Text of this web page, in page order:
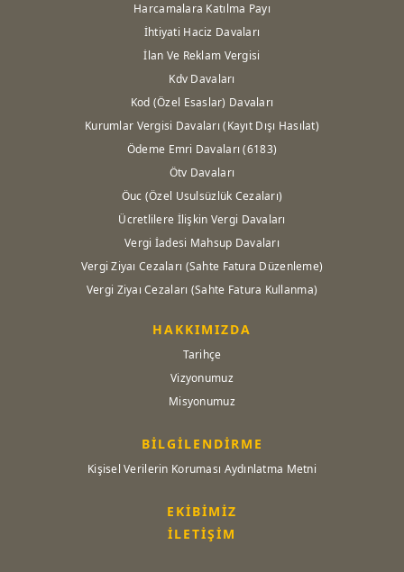
Harcamalara Katılma Payı
İhtiyati Haciz Davaları
İlan Ve Reklam Vergisi
Kdv Davaları
Kod (Özel Esaslar) Davaları
Kurumlar Vergisi Davaları (Kayıt Dışı Hasılat)
Ödeme Emri Davaları (6183)
Ötv Davaları
Öuc (Özel Usulsüzlük Cezaları)
Ücretlilere İlişkin Vergi Davaları
Vergi İadesi Mahsup Davaları
Vergi Ziyaı Cezaları (Sahte Fatura Düzenleme)
Vergi Ziyaı Cezaları (Sahte Fatura Kullanma)
HAKKIMIZDA
Tarihçe
Vizyonumuz
Misyonumuz
BİLGİLENDİRME
Kişisel Verilerin Koruması Aydınlatma Metni
EKİBİMİZ
İLETİŞİM